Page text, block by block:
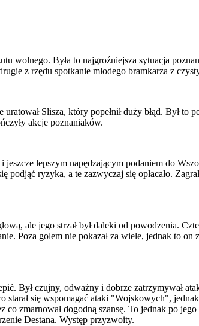
wolnego. Była to najgroźniejsza sytuacja
z rzędu spotkanie młodego bramkarza z
Slisza, który popełnił duży błąd. Był to
akcje poznaniaków.
lepszym napędzającym podaniem do
podjąć ryzyka, a te zazwyczaj się opłacało.
ale jego strzał był daleki od powodzenia.
Poza golem nie pokazał za wiele, jednak to
Był czujny, odważny i dobrze zatrzymywał
się wspomagać ataki "Wojskowych",
co zmarnował dogodną szansę. To jednak po
Destana. Występ przyzwoity.